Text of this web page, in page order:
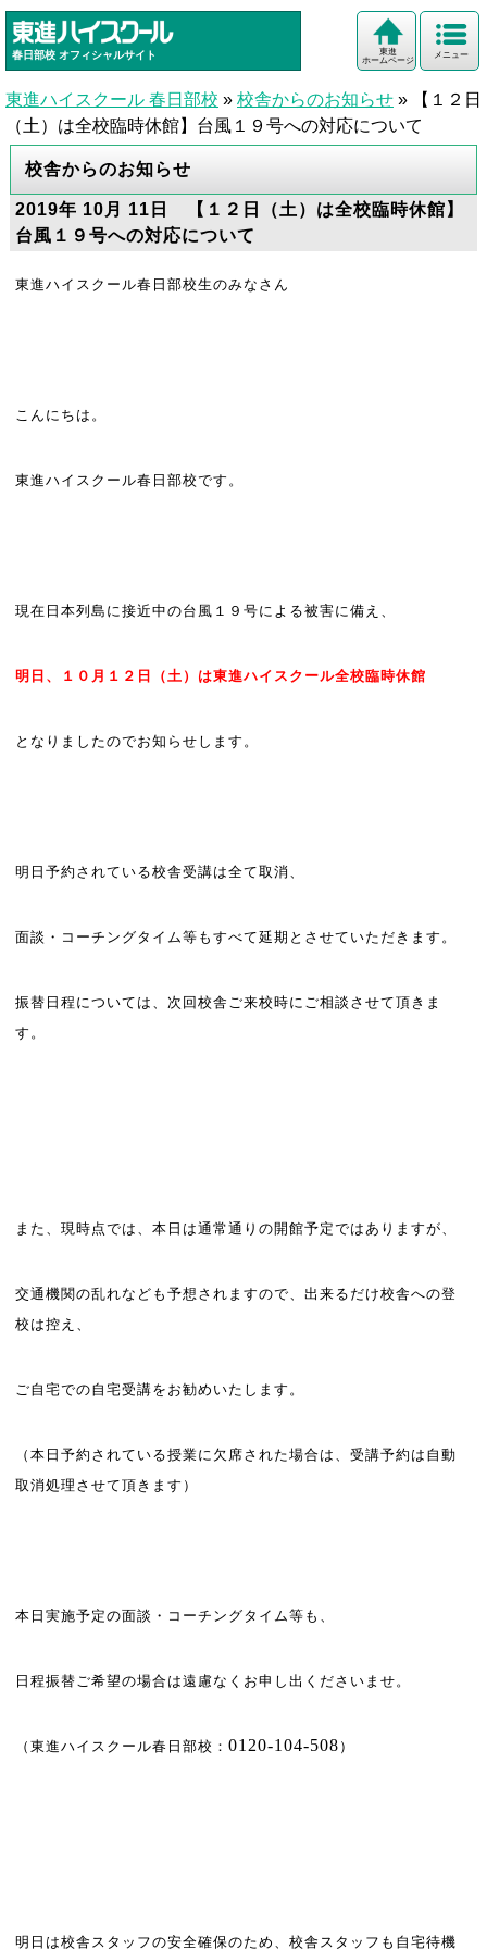
春日部校 オフィシャルサイト メニュー
東進
ホームページ
東進ハイスクール 春日部校 » 校舎からのお知らせ »
【１２日
（土）は全校臨時休館】台風１９号への対応について
校舎からのお知らせ
2019年 10月 11日 【１２日（土）は全校臨時休館】
台風１９号への対応について
東進ハイスクール春日部校生のみなさん
こんにちは。
東進ハイスクール春日部校です。
現在日本列島に接近中の台風１９号による被害に備え、
明日、１０月１２日（土）は東進ハイスクール全校臨時休館
となりましたのでお知らせします。
明日予約されている校舎受講は全て取消、
面談・コーチングタイム等もすべて延期とさせていただきます。
振替日程については、次回校舎ご来校時にご相談させて頂きま
す。
また、現時点では、本日は通常通りの開館予定ではありますが、
交通機関の乱れなども予想されますので、出来るだけ校舎への登
校は控え、
ご自宅での自宅受講をお勧めいたします。
（本日予約されている授業に欠席された場合は、受講予約は自動
取消処理させて頂きます）
本日実施予定の面談・コーチングタイム等も、
日程振替ご希望の場合は遠慮なくお申し出くださいませ。
（東進ハイスクール春日部校： 0120-104-508 ）
明日は校舎スタッフの安全確保のため、校舎スタッフも自宅待機